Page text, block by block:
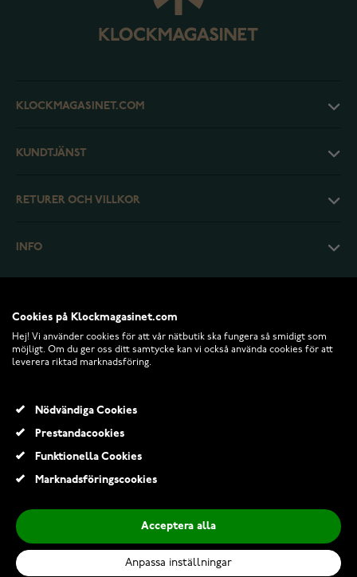
KLOCKMAGASINET.COM
KUNDTJÄNST
RETURER OCH VILLKOR
INFO
© 2026 Klockmagasinet.com
Lägg till i kundvagn
Cookies på Klockmagasinet.com
Hej! Vi använder cookies för att vår nätbutik ska fungera så smidigt som
möjligt. Om du ger oss ditt samtycke kan vi också använda cookies för att
leverera riktad marknadsföring.
Nödvändiga Cookies
Prestandacookies
Funktionella Cookies
Marknadsföringscookies
Acceptera alla
Anpassa inställningar